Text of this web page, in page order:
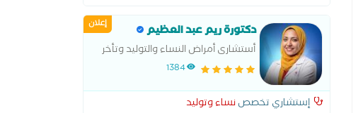
إعلان دكتورة ريم عبد العظيم
أستشارى أمراض النساء والتوليد وتأخر
الانجاب والعقم 1384
إستشاري تخصصنساء وتوليد